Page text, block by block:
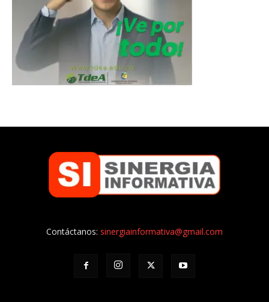
Contáctanos: sinergiainformativa@gmail.com